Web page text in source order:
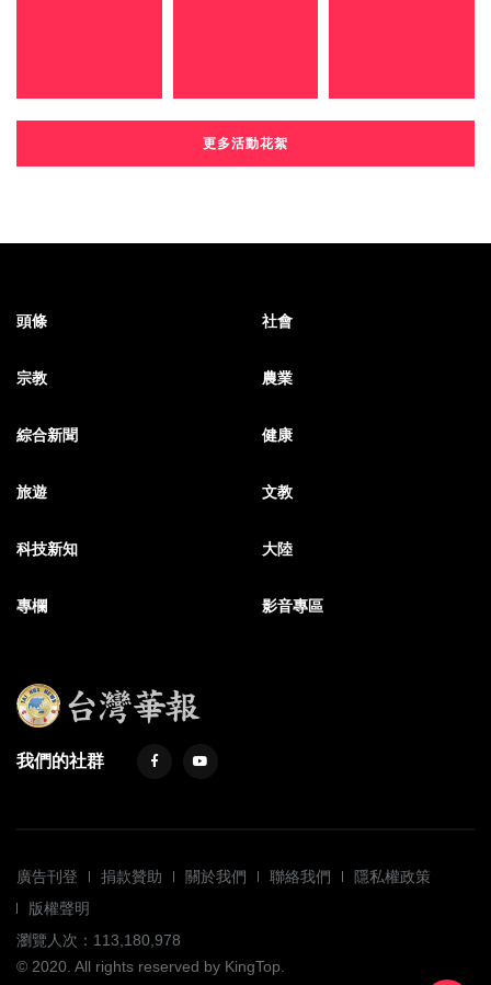
更多活動花絮
頭條 社會
宗教 農業
綜合新聞 健康
旅遊 文教
科技新知 大陸
專欄 影音專區
我們的社群
廣告刊登 捐款贊助 關於我們 聯絡我們
隱私權政策
版權聲明
瀏覽人次：113,180,978
© 2020. All rights reserved by KingTop.